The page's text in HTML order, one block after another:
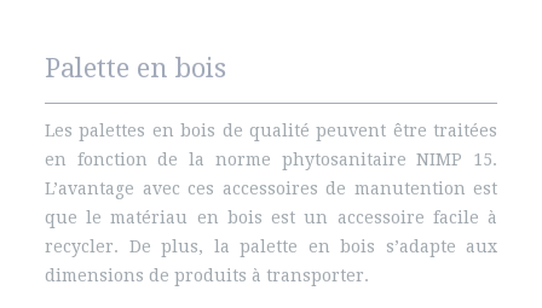
Palette en bois
Les palettes en bois de qualité peuvent être traitées
en fonction de la norme phytosanitaire NIMP 15.
L’avantage avec ces accessoires de manutention est
que le matériau en bois est un accessoire facile à
recycler. De plus, la palette en bois s’adapte aux
dimensions de produits à transporter.